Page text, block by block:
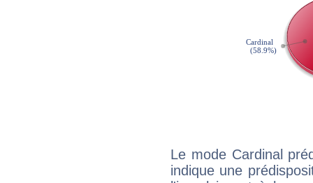
Le mode Cardinal
indique une